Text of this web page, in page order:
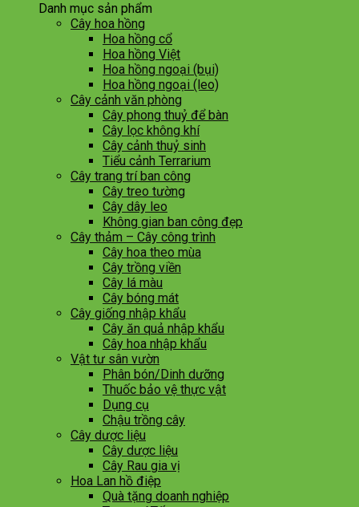
Danh mục sản phẩm
Cây hoa hồng
Hoa hồng cổ
Hoa hồng Việt
Hoa hồng ngoại (bụi)
Hoa hồng ngoại (leo)
Cây cảnh văn phòng
Cây phong thuỷ để bàn
Cây lọc không khí
Cây cảnh thuỷ sinh
Tiểu cảnh Terrarium
Cây trang trí ban công
Cây treo tường
Cây dây leo
Không gian ban công đẹp
Cây thảm – Cây công trình
Cây hoa theo mùa
Cây trồng viền
Cây lá màu
Cây bóng mát
Cây giống nhập khẩu
Cây ăn quả nhập khẩu
Cây hoa nhập khẩu
Vật tư sân vườn
Phân bón/Dinh dưỡng
Thuốc bảo vệ thực vật
Dụng cụ
Chậu trồng cây
Cây dược liệu
Cây dược liệu
Cây Rau gia vị
Hoa Lan hồ điệp
Quà tặng doanh nghiệp